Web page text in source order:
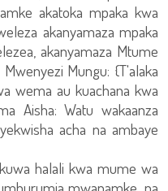
akatoka mpaka kwa
akanyamaza mpaka
akanyamaza Mtume
Mungu: {T'alaka
wema au kuachana kwa
Aisha: Watu wakaanza
acha na ambaye
halali kwa mume wa